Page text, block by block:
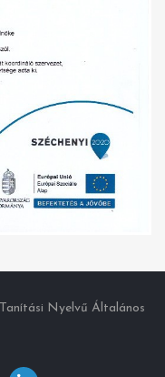
Nyelvű Általános